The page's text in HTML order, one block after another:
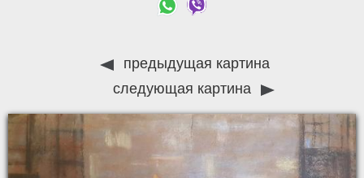
предыдущая картина
следующая картина